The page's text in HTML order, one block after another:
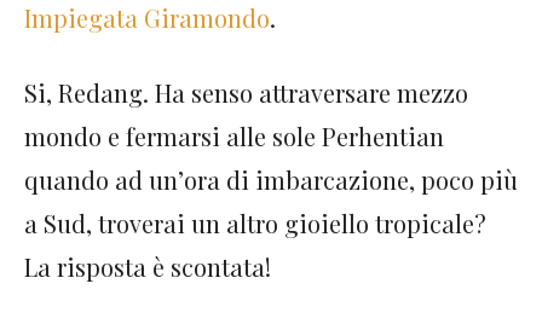
Impiegata Giramondo.
Si, Redang. Ha senso attraversare mezzo
mondo e fermarsi alle sole Perhentian
quando ad un’ora di imbarcazione, poco più
a Sud, troverai un altro gioiello tropicale?
La risposta è scontata!